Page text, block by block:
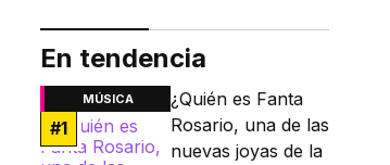
En tendencia
MÚSICA
#1
¿Quién es Fanta
Rosario, una de las
nuevas joyas de la